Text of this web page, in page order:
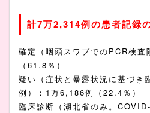
計7万2,314例の患者記録
確定（咽頭スワブでのPCR検
（61.8％）
疑い（症状と暴露状況に基づき
例）：1万6,186例（22.4％）
臨床診断（湖北省のみ。